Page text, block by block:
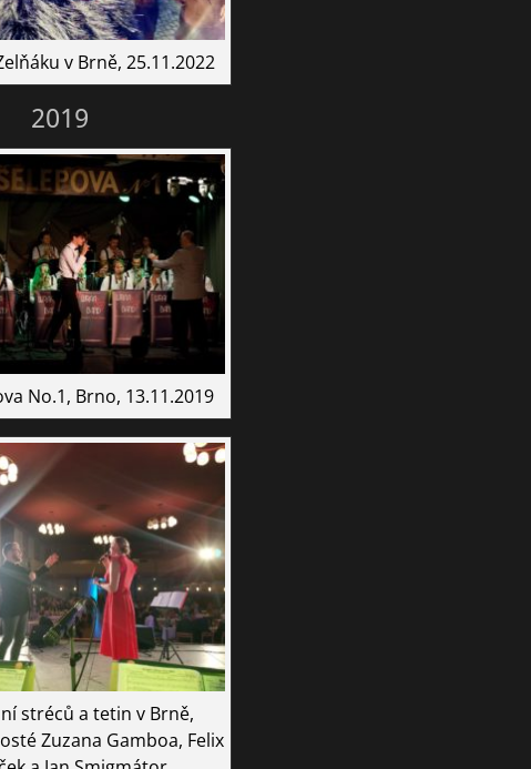
v Brně, 25.11.2022
2019
No.1, Brno, 13.11.2019
stréců a tetin v Brně,
Zuzana Gamboa, Felix